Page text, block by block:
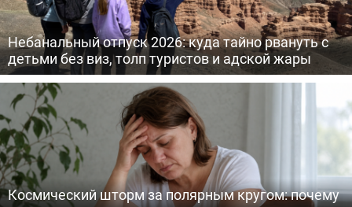
Небанальный отпуск 2026: куда тайно рвануть с
детьми без виз, толп туристов и адской жары
Космический шторм за полярным кругом: почему